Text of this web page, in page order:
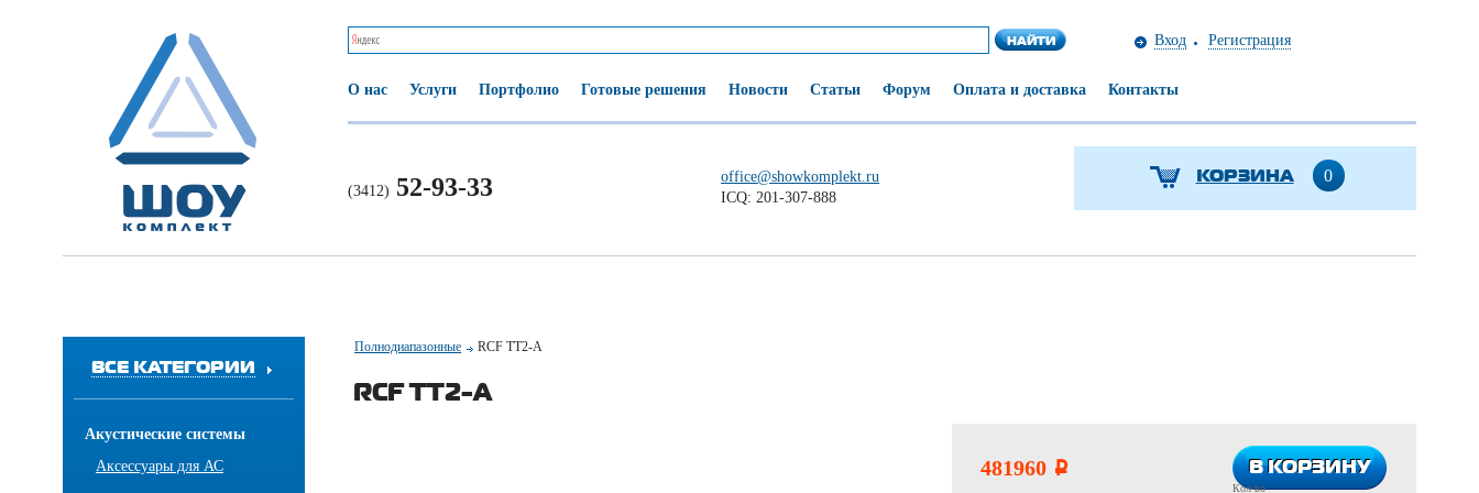
Вход Регистрация
О нас Услуги Портфолио Готовые решения Новости Статьи Форум Оплата и доставка Контакты
(3412) 52-93-33
office@showkomplekt.ru
ICQ: 201-307-888
КОРЗИНА 0
ВСЕ КАТЕГОРИИ
Акустические системы
Аксессуары для АС
Полнодиапазонные RCF TT2-A
RCF TT2-A
481960 i В КОРЗИНУ
В КОРЗИНУ
Кол-во